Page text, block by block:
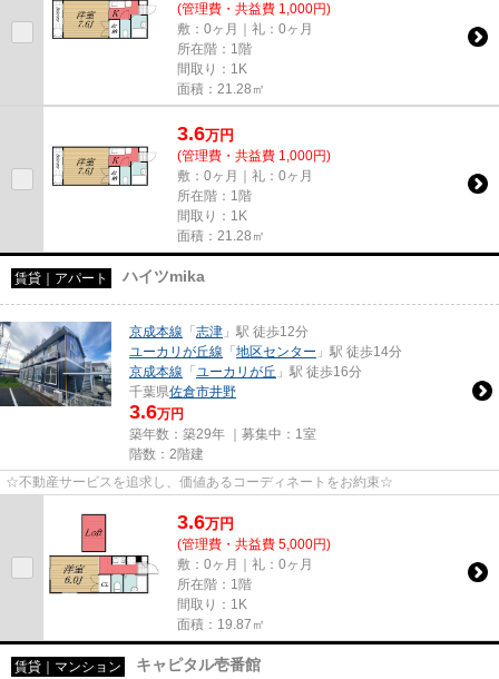
(管理費・共益費 1,000円)
敷：0ヶ月｜礼：0ヶ月
所在階：1階
間取り：1K
面積：21.28㎡
3.6万円
(管理費・共益費 1,000円)
敷：0ヶ月｜礼：0ヶ月
所在階：1階
間取り：1K
面積：21.28㎡
賃貸｜アパート ハイツmika
京成本線 「 志津 」駅 徒歩12分
ユーカリが丘線 「 地区センター 」駅 徒歩14分
京成本線 「 ユーカリが丘 」駅 徒歩16分
千葉県佐倉市井野
3.6万円
築年数：築29年 ｜募集中： 1室
階数：2階建
☆不動産サービスを追求し、価値あるコーディネートをお約束☆
3.6万円
(管理費・共益費 5,000円)
敷：0ヶ月｜礼：0ヶ月
所在階：1階
間取り：1K
面積：19.87㎡
賃貸｜マンション キャピタル壱番館